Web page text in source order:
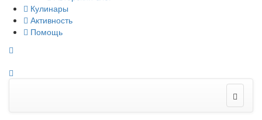
Кулинары
Активность
Помощь